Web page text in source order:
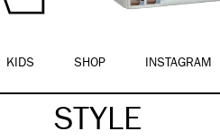
KIDS SHOP INSTAGRAM
STYLE